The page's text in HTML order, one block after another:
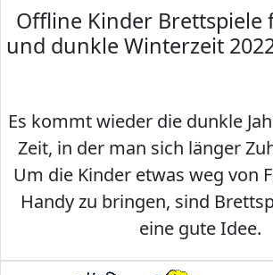
Offline Kinder Brettspiele
und dunkle Winterzeit
Es kommt wieder die dunkle
Zeit, in der man sich länger
Um die Kinder etwas weg von
Handy zu bringen, sind
eine gute Idee.